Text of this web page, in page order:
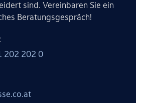
sind. Vereinbaren Sie ein
Beratungsgespräch!
202 202 0